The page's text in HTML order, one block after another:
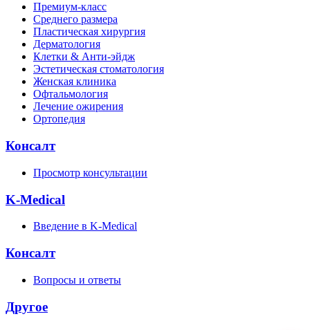
Премиум-класс
Среднего размера
Пластическая хирургия
Дерматология
Клетки & Анти-эйдж
Эстетическая стоматология
Женская клиника
Офтальмология
Лечение ожирения
Ортопедия
Консалт
Просмотр консультации
K-Medical
Введение в K-Medical
Консалт
Вопросы и ответы
Другое